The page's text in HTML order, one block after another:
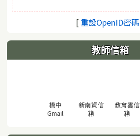
[ 重設OpenID密碼
教師信箱
橋中
Gmail (另開視窗)
新南資信
箱
教育雲信
箱